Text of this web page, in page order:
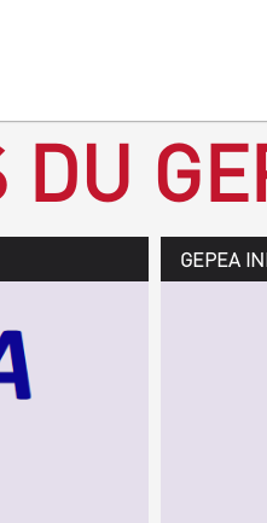
GEPEA
Août >
GEPEA